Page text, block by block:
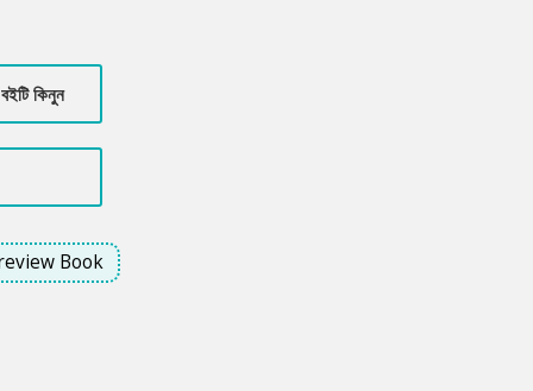
তা প্রবাহিত হয়েছে রহস্যের স্রোতে।
বইটি কিনুন
Book